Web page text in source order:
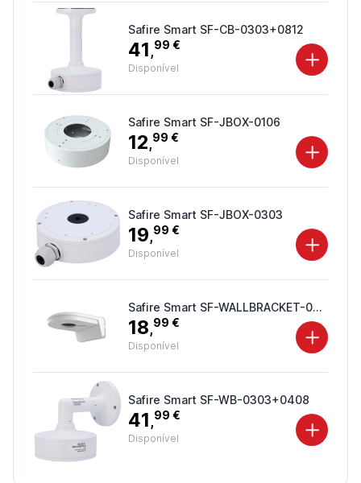
Safire Smart SF-CB-0303+0812
41 ,99 €
Disponível
Safire Smart SF-JBOX-0106
12,99 €
Disponível
Safire Smart SF-JBOX-0303
19,99 €
Disponível
Safire Smart SF-WALLBRACKET-0204
18,99 €
Disponível
Safire Smart SF-WB-0303+0408
41 ,99 €
Disponível